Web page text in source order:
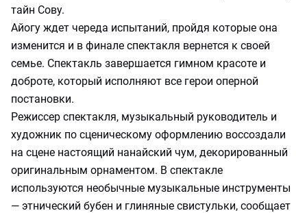
тайн Сову.
Айогу ждет череда испытаний, пройдя которые она
изменится и в финале спектакля вернется к своей
семье. Спектакль завершается гимном красоте и
доброте, который исполняют все герои оперной
постановки.
Режиссер спектакля, музыкальный руководитель и
художник по сценическому оформлению воссоздали
на сцене настоящий нанайский чум, декорированный
оригинальным орнаментом. В спектакле
используются необычные музыкальные инструменты
— этнический бубен и глиняные свистульки, сообщает